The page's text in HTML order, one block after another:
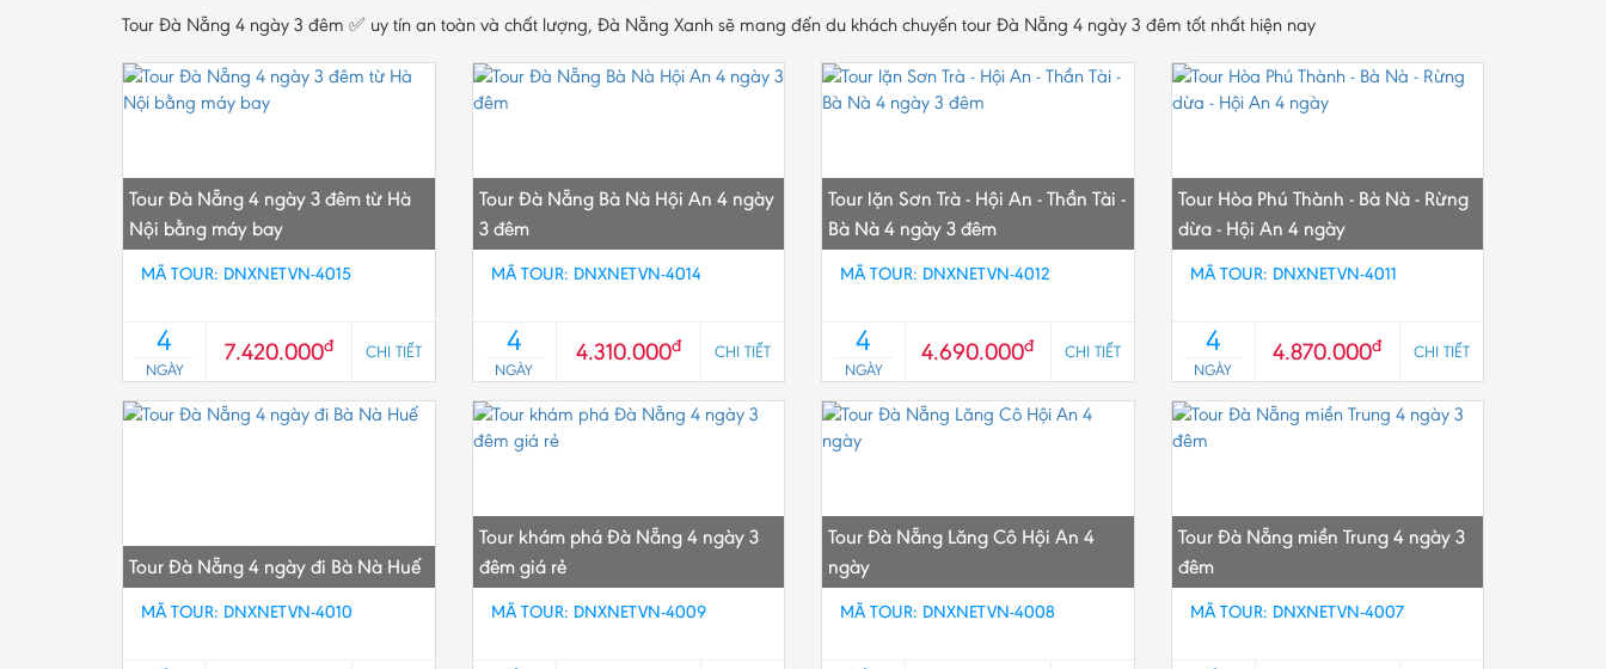
Tour Đà Nẵng 4 ngày 3 đêm ✅ uy tín an toàn và chất lượng, Đà Nẵng Xanh sẽ mang đến du khách chuyến tour Đà Nẵng 4 ngày 3 đêm tốt nhất hiện nay
Tour Đà Nẵng 4 ngày 3 đêm từ Hà
Nội bằng máy bay
MÃ TOUR: DNXNETVN-4015
4
NGÀY
7.420.000đ CHI TIẾT
Tour Đà Nẵng Bà Nà Hội An 4 ngày
3 đêm
MÃ TOUR: DNXNETVN-4014
4
NGÀY
4.310.000đ CHI TIẾT
Tour lặn Sơn Trà - Hội An - Thần Tài -
Bà Nà 4 ngày 3 đêm
MÃ TOUR: DNXNETVN-4012
4
NGÀY
4.690.000đ CHI TIẾT
Tour Hòa Phú Thành - Bà Nà - Rừng
dừa - Hội An 4 ngày
MÃ TOUR: DNXNETVN-4011
4
NGÀY
4.870.000đ CHI TIẾT
Tour Đà Nẵng 4 ngày đi Bà Nà Huế
MÃ TOUR: DNXNETVN-4010
Tour khám phá Đà Nẵng 4 ngày 3
đêm giá rẻ
MÃ TOUR: DNXNETVN-4009
Tour Đà Nẵng Lăng Cô Hội An 4
ngày
MÃ TOUR: DNXNETVN-4008
Tour Đà Nẵng miền Trung 4 ngày 3
đêm
MÃ TOUR: DNXNETVN-4007